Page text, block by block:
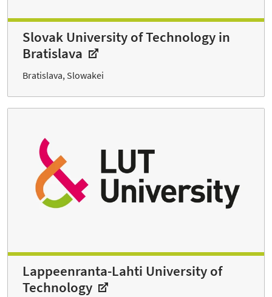
Slovak University of Technology in
Bratislava
Bratislava, Slowakei
Lappeenranta-Lahti University of
Technology